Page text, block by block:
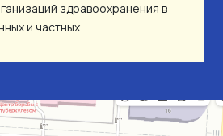
здравоохранения в
и частных